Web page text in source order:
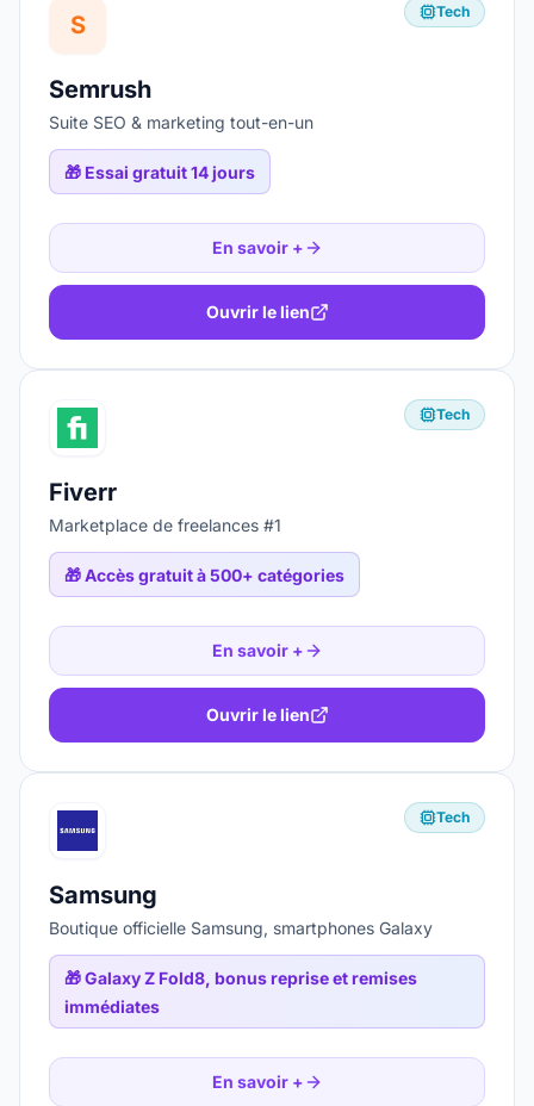
S Tech
Semrush
Suite SEO & marketing tout-en-un
🎁 Essai gratuit 14 jours
En savoir +
Ouvrir le lien
Tech
Fiverr
Marketplace de freelances #1
🎁Accès gratuit à 500+ catégories
En savoir +
Ouvrir le lien
Tech
Samsung
Boutique officielle Samsung, smartphones Galaxy
🎁Galaxy Z Fold8, bonus reprise et remises
immédiates
En savoir +